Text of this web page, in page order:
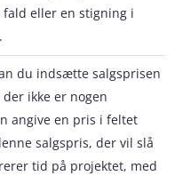
eller en stigning i
du indsætte salgsprisen
ikke er nogen
angive en pris i feltet
salgspris, der vil slå
tid på projektet, med